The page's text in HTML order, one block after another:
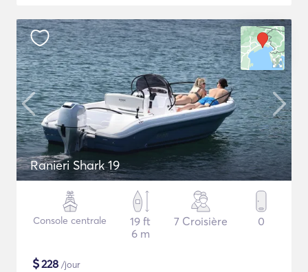
Ranieri Shark 19
Console centrale
19 ft
6 m
7 Croisière 0
$228 /jour